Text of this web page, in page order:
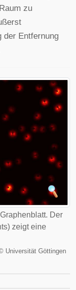
zu
der Entfernung
Der
zeigt eine
Universität Göttingen